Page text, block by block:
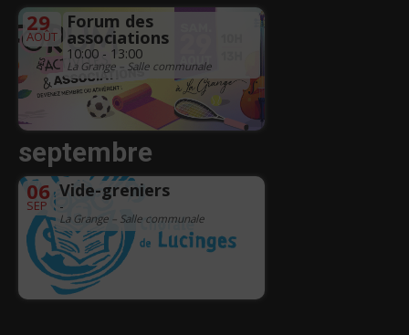
29
AOÛT
Forum des
associations
10:00 - 13:00
La Grange – Salle communale
septembre
06
SEP
Vide-greniers
-
La Grange – Salle communale